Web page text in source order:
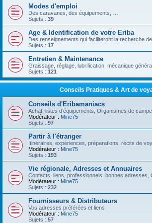
Modes d'emploi
Des caravanes, des équipements, …
Sujets : 39
Age & Identification de votre Eriba
Des renseignements qui faciliteront la recherche
Sujets : 17
Entretien & Maintenance
Graissage, réglage, lubrification, mécanique
Sujets : 121
Conseils Pratiques & Art de
Conseils d'Eribamaniacs
Achat, listes d'équipements, Organismes de
Modérateur : Mine75
Sujets : 97
Partir à l'étranger
Itinéraires, expériences, préparations, récits de
Modérateur : Mine75
Sujets : 193
Vie régionale, Adresses et Annuaires
Contacts, liens, professionnels, bonnes adresses,
Modérateur : Mine75
Sujets : 232
Fournisseurs & Distributeurs
Vos adresses préférées et liens
Modérateur : Mine75
Sujets : 57